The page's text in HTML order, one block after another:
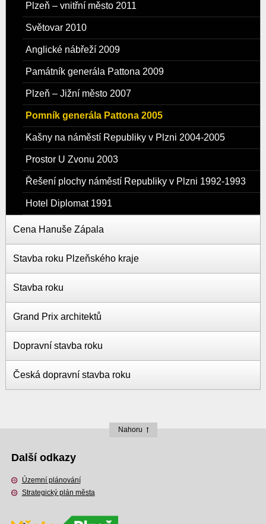
Plzeň – vnitřní město 2011
Světovar 2010
Anglické nábřeží 2009
Památník generála Pattona 2009
Plzeň – Jižní město 2007
Pomník generála Pattona 2005
Kašny na náměstí Republiky v Plzni 2004-2005
Prostor U Zvonu 2003
Řešení plochy náměstí Republiky v Plzni 1992-1993
Hotel Diplomat 1991
Cena Hanuše Zápala
Stavba roku Plzeňského kraje
Stavba roku
Grand Prix architektů
Dopravní stavba roku
Česká dopravní stavba roku
Nahoru
Další odkazy
Územní plánování
Strategický plán města